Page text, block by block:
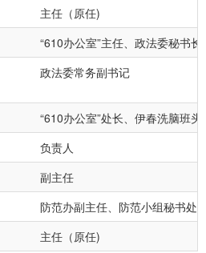
主任（原任)
“610办公室”主任、政法委秘书长
政法委常务副书记
“610办公室”处长、伊春洗脑班头
负责人
副主任
防范办副主任、防范小组秘书处
主任（原任)